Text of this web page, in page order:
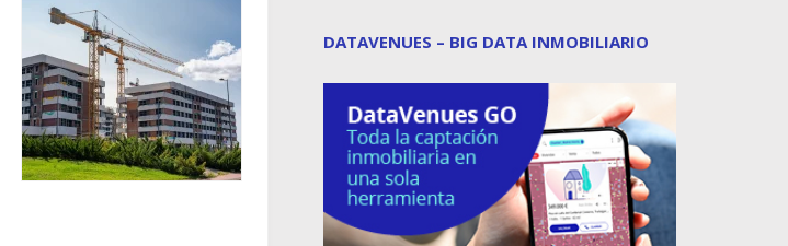
DATAVENUES – BIG DATA INMOBILIARIO